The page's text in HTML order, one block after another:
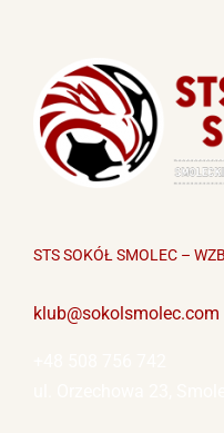
STS SOKÓŁ SMOLEC –
klub@sokolsmolec.com